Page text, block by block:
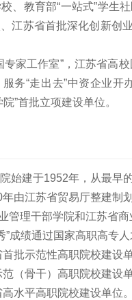
、教育部“一站式”学生
江苏省首批深化创新创
专家工作室”，江苏省高
务“走出去”中资企业
”首批立项建设单位。
始建于1952年，从最早
由江苏省贸易厅整建制
管理干部学院和江苏省
”成绩通过国家高职高专
批示范性高职院校建设单
（骨干）高职院校建设单
水平高职院校建设单位。